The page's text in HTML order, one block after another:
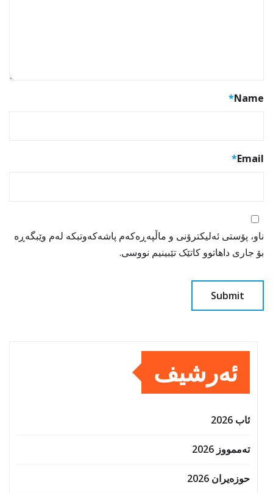
Name
*
Email
*
ناو، پۆستی ئەلیکترۆنی و ماڵپەڕەکەم پاشەکەوتبکە لەم وێبگەڕە
بۆ جاری داهاتوو کاتێک تێبینیم نووسی.
ئەرشیف
ئاب 2026
تەممووز 2026
حوزه‌یران 2026